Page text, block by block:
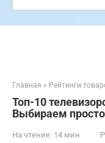
Главная » Рейтинги
Топ-10
Выбираем
На чтение: 14 мин